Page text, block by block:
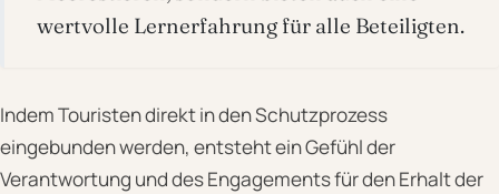
wertvolle Lernerfahrung für alle Beteiligten.
Indem Touristen direkt in den Schutzprozess
eingebunden werden, entsteht ein Gefühl der
Verantwortung und des Engagements für den Erhalt der